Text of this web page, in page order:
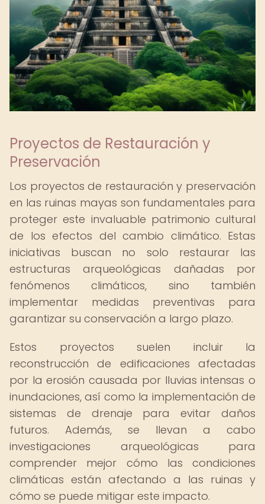
Proyectos de Restauración y
Preservación
Los proyectos de restauración y preservación
en las ruinas mayas son fundamentales para
proteger este invaluable patrimonio cultural
de los efectos del cambio climático. Estas
iniciativas buscan no solo restaurar las
estructuras arqueológicas dañadas por
fenómenos climáticos, sino también
implementar medidas preventivas para
garantizar su conservación a largo plazo.
Estos proyectos suelen incluir la
reconstrucción de edificaciones afectadas
por la erosión causada por lluvias intensas o
inundaciones, así como la implementación de
sistemas de drenaje para evitar daños
futuros. Además, se llevan a cabo
investigaciones arqueológicas para
comprender mejor cómo las condiciones
climáticas están afectando a las ruinas y
cómo se puede mitigar este impacto.